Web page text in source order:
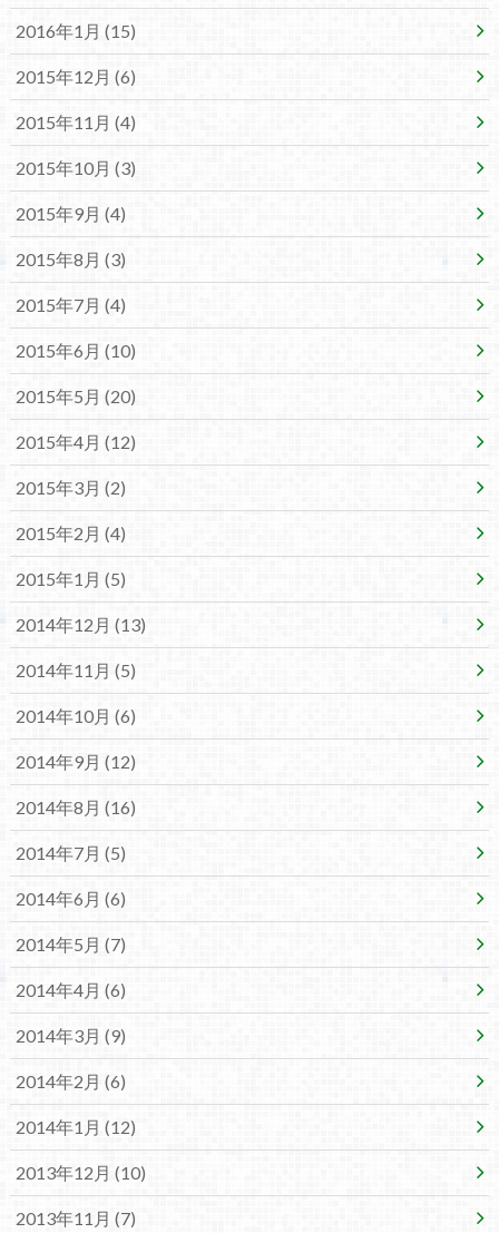
2016年1月 (15)
2015年12月 (6)
2015年11月 (4)
2015年10月 (3)
2015年9月 (4)
2015年8月 (3)
2015年7月 (4)
2015年6月 (10)
2015年5月 (20)
2015年4月 (12)
2015年3月 (2)
2015年2月 (4)
2015年1月 (5)
2014年12月 (13)
2014年11月 (5)
2014年10月 (6)
2014年9月 (12)
2014年8月 (16)
2014年7月 (5)
2014年6月 (6)
2014年5月 (7)
2014年4月 (6)
2014年3月 (9)
2014年2月 (6)
2014年1月 (12)
2013年12月 (10)
2013年11月 (7)